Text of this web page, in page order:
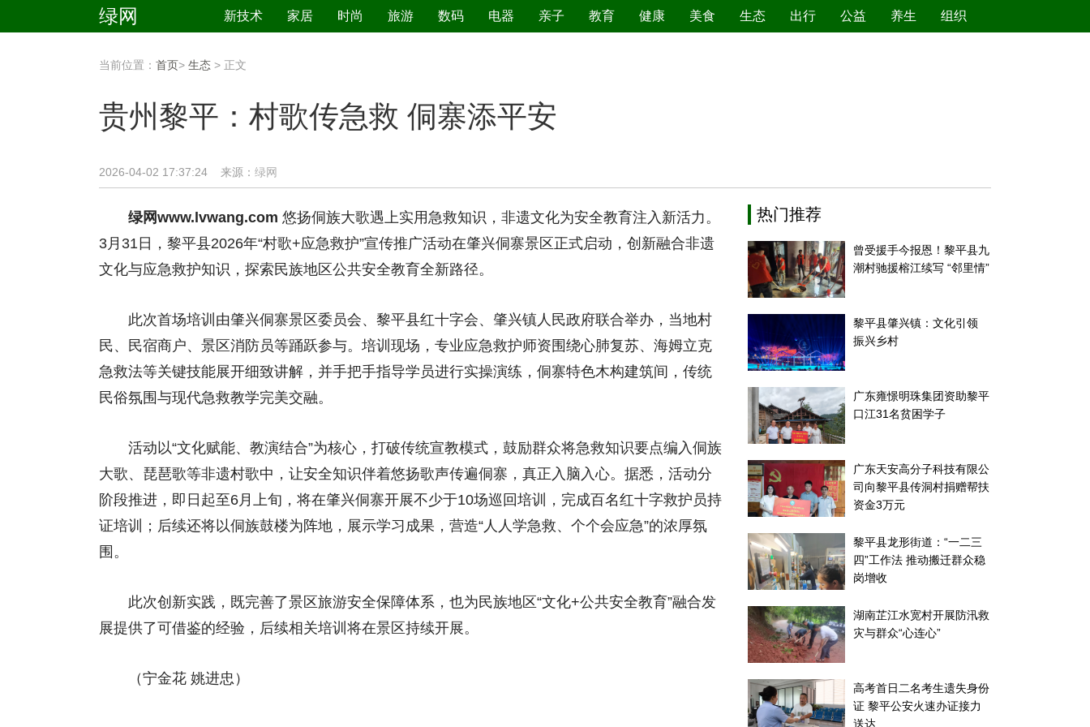
绿网 组织
养生
公益
出行
生态
美食
健康
教育
亲子
电器
数码
旅游
时尚
家居
新技术
当前位置： 首页> 生态 > 正文
贵州黎平：村歌传急救 侗寨添平安
2026-04-02 17:37:24 来源： 绿网
绿网www.lvwang.com 悠扬侗族大歌遇上实用急救知识，非遗文化为安全教育注入新活力。
3月31日，黎平县2026年“村歌+应急救护”宣传推广活动在肇兴侗寨景区正式启动，创新融合非遗
文化与应急救护知识，探索民族地区公共安全教育全新路径。
此次首场培训由肇兴侗寨景区委员会、黎平县红十字会、肇兴镇人民政府联合举办，当地村
民、民宿商户、景区消防员等踊跃参与。培训现场，专业应急救护师资围绕心肺复苏、海姆立克
急救法等关键技能展开细致讲解，并手把手指导学员进行实操演练，侗寨特色木构建筑间，传统
民俗氛围与现代急救教学完美交融。
活动以“文化赋能、教演结合”为核心，打破传统宣教模式，鼓励群众将急救知识要点编入侗族
大歌、琵琶歌等非遗村歌中，让安全知识伴着悠扬歌声传遍侗寨，真正入脑入心。据悉，活动分
阶段推进，即日起至6月上旬，将在肇兴侗寨开展不少于10场巡回培训，完成百名红十字救护员持
证培训；后续还将以侗族鼓楼为阵地，展示学习成果，营造“人人学急救、个个会应急”的浓厚氛
围。
此次创新实践，既完善了景区旅游安全保障体系，也为民族地区“文化+公共安全教育”融合发
展提供了可借鉴的经验，后续相关培训将在景区持续开展。
（宁金花 姚进忠）
热门推荐
曾受援手今报恩！黎平县九
潮村驰援榕江续写 “邻里情”
黎平县肇兴镇：文化引领
振兴乡村
广东雍憬明珠集团资助黎平
口江31名贫困学子
广东天安高分子科技有限公
司向黎平县传洞村捐赠帮扶
资金3万元
黎平县龙形街道：“一二三
四”工作法 推动搬迁群众稳
岗增收
湖南芷江水宽村开展防汛救
灾与群众“心连心”
高考首日二名考生遗失身份
证 黎平公安火速办证接力
送达